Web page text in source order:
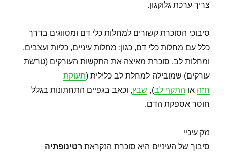
צריך ערכת גלוקגון.
סיבוכי הסוכרת קשורים למחלות כלי דם ומסווגים בדרך
כלל עם מחלות כלי דם, כגון: מחלות עיניים, כליות ועצבים,
ומחלות לב. סוכרת מאיצה את התקשות העורקים (טרשת
עורקים) שמובילה למחלת לב כלילית (תעוקת
חזה או התקף לב), שבץ, וכאב בגפיים התחתונות בגלל
חוסר אספקת הדם.
נזק עיניי
סיבוך של העיניים היא סוכרת הנקראת רטינופתיה